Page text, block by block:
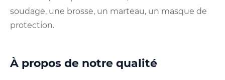
soudage, une brosse, un marteau, un masque de
protection.
À propos de notre qualité